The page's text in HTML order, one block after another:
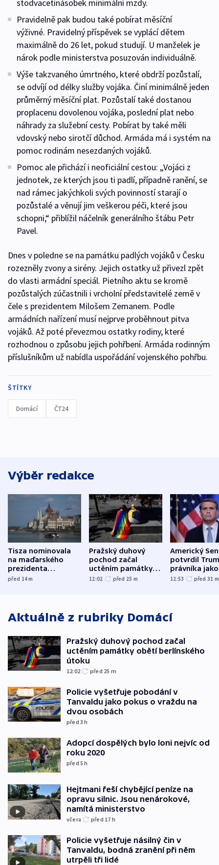
stodvacetinásobek minimální mzdy.
Pravidelně pak budou také pobírat měsíční
výživné. Pravidelný příspěvek se vyplácí dětem
maximálně do 26 let, pokud studují. U manželek je
nárok podle ministerstva posuzován individuálně.
Výše takzvaného úmrtného, které obdrží pozůstalí,
se odvíjí od délky služby vojáka. Činí minimálně jeden
průměrný měsíční plat. Pozůstalí také dostanou
proplacenu dovolenou vojáka, poslední plat nebo
náhrady za služební cesty. Pobírat by také měli
vdovský nebo sirotčí důchod. Armáda má i systém na
pomoc rodinám nesezdaných vojáků.
Pomoc ale přichází i neoficiální cestou: „Vojáci z
jednotek, ze kterých jsou ti padlí, případně ranění, se
nad rámec jakýchkoli svých povinností starají o
pozůstalé a věnují jim veškerou péči, které jsou
schopni,“ přiblížil náčelník generálního štábu Petr
Pavel.
Dnes v poledne se na památku padlých vojáků v Česku
rozezněly zvony a sirény. Jejich ostatky už přivezl zpět
do vlasti armádní speciál. Pietního aktu se kromě
pozůstalých zúčastnili i vrcholní představitelé země v
čele s prezidentem Milošem Zemanem. Podle
armádních nařízení musí nejprve proběhnout pitva
vojáků. Až poté převezmou ostatky rodiny, které
rozhodnou o způsobu jejich pohřbení. Armáda rodinným
příslušníkům už nabídla uspořádání vojenského pohřbu.
ŠTÍTKY
Domácí ČT24
Výběr redakce
Tisza nominovala
na maďarského
prezidenta
bývalého šéfa
před 14m
Pražský duhový
pochod začal
uctěním památky
obětí berlínského
12:02 před 25 m
Americký
potvrdil
právníka jako
ministra
12:53 před 31 m
Aktuálně z rubriky Domácí
Pražský duhový pochod začal
uctěním památky obětí berlínského
útoku
12:02 před 25 m
Policie vyšetřuje pobodání v
Tanvaldu jako pokus o vraždu na
dvou osobách
před 3h
Adopcí dospělých bylo loni nejvíc od
roku 2020
před 5h
Hejtmani řeší chybějící peníze na
opravu silnic. Jsou nenárokové,
namítá ministerstvo
včera před 17 h
Policie vyšetřuje násilný čin v
Tanvaldu, bodná zranění při něm
utrpěli tři lidé